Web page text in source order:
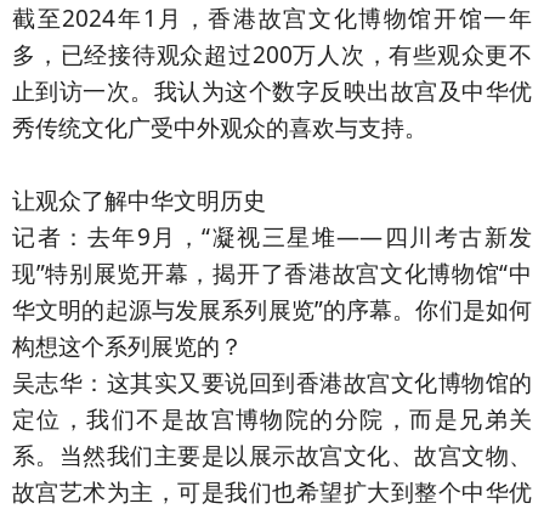
截至2024年1月，香港故宫文化博物馆开馆一年
多，已经接待观众超过200万人次，有些观众更不
止到访一次。我认为这个数字反映出故宫及中华优
秀传统文化广受中外观众的喜欢与支持。
让观众了解中华文明历史
记者：去年9月，“凝视三星堆——四川考古新发
现”特别展览开幕，揭开了香港故宫文化博物馆“中
华文明的起源与发展系列展览”的序幕。你们是如何
构想这个系列展览的？
吴志华：这其实又要说回到香港故宫文化博物馆的
定位，我们不是故宫博物院的分院，而是兄弟关
系。当然我们主要是以展示故宫文化、故宫文物、
故宫艺术为主，可是我们也希望扩大到整个中华优